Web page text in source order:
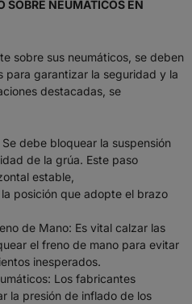
SOBRE NEUMÁTICOS EN
sobre sus neumáticos, se deben
para garantizar la seguridad y la
destacadas, se
debe bloquear la suspensión
de la grúa. Este paso
estable,
posición que adopte el brazo
de Mano: Es vital calzar las
el freno de mano para evitar
inesperados.
Los fabricantes
la presión de inflado de los